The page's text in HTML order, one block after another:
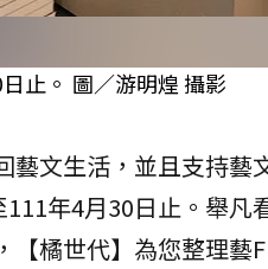
止。 圖／游明煌 攝影
文生活，並且支持藝
年4月30日止。舉凡
【橘世代】為您整理藝